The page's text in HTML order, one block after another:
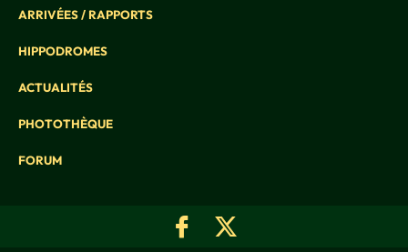
ARRIVÉES / RAPPORTS
HIPPODROMES
ACTUALITÉS
PHOTOTHÈQUE
FORUM